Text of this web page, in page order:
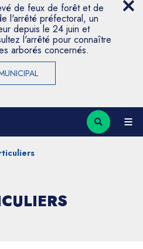
de feux de forêt et de
l'arrêté préfectoral, un
depuis le 24 juin et
l'arrêté pour connaître
arborés concernés.